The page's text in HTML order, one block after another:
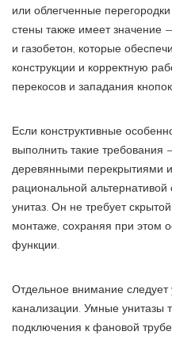
или облегченные
стены также имеет значение
и газобетон, которые
конструкции и корректную
перекосов и западания
Если конструктивные
выполнить такие требования
деревянными перекрытиями
рациональной
унитаз. Он не требует
монтаже, сохраняя при этом
функции.
Отдельное внимание
канализации. Умные унитазы
подключения к фановой